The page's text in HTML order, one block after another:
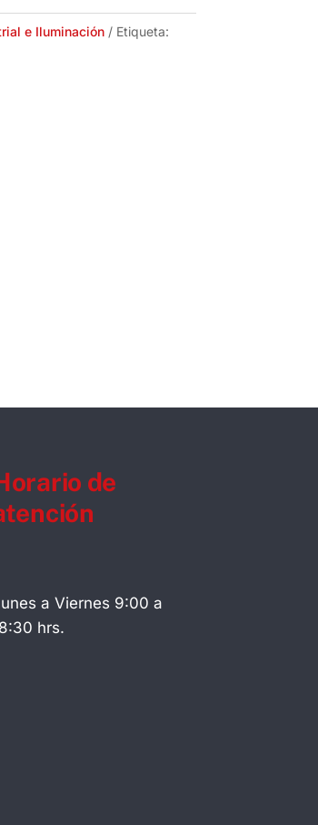
e Iluminación
Etiqueta:
de
a Viernes 9:00 a
hrs.